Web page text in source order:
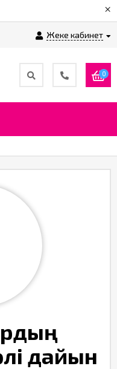
×
Жеке кабинет
0
дайын